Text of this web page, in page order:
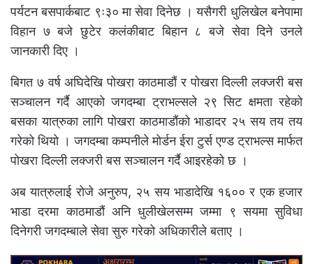
पर्यटन बसपार्कबाट ९ः३० मा सेवा दिनेछ । यसैगरी धुलिखेल बनेपामा
विहान ७ बजे छुटेर कलंकीबाट बिहान ८ बजे सेवा दिने उनले
जानकारी दिए ।
बिगत ७ वर्ष अघिदेखि पोखरा काठमाडौं र पोखरा दिल्ली लक्जरी बस
सञ्चालन गर्दै आएको जगदम्बा ट्राभल्सले २९ सिट क्षमता रहेको
बसका यात्रुका लागि पोखरा काठमाडौंको भाडादर २५ सय तय तय
गरेको थियो । जगदम्बा कम्पनीले मोर्डन ईरा टुर्स एण्ड ट्राभल्स मार्फत
पोखरा दिल्ली लक्जरी बस सञ्चालन गर्दै आइरहेको छ ।
अब यात्रुलाई रोजे अनुरुप, २५ सय भाडादेखि १६०० र एक हजार
भाडा दरमा काठमाडौं अनि धुलीखेलसम्म जम्मा ९ सयमा सुविधा
दिनेगरी जगदम्बाले सेवा सुरु गरेको अधिकारीले बताए ।